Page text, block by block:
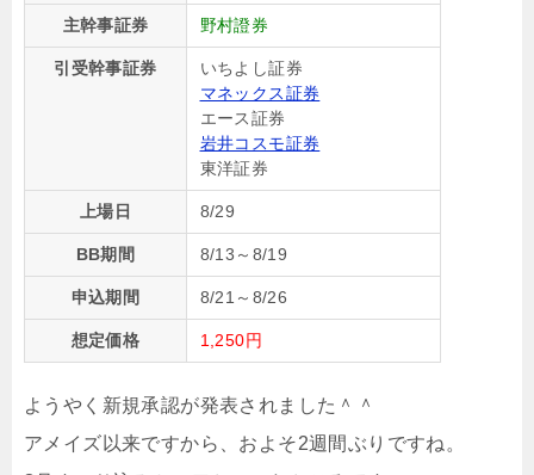
主幹事証券 野村證券
引受幹事証券
いちよし証券
マネックス証券
エース証券
岩井コスモ証券
東洋証券
上場日 8/29
BB期間 8/13～8/19
申込期間 8/21～8/26
想定価格 1,250円
ようやく新規承認が発表されました＾＾
アメイズ以来ですから、およそ2週間ぶりですね。